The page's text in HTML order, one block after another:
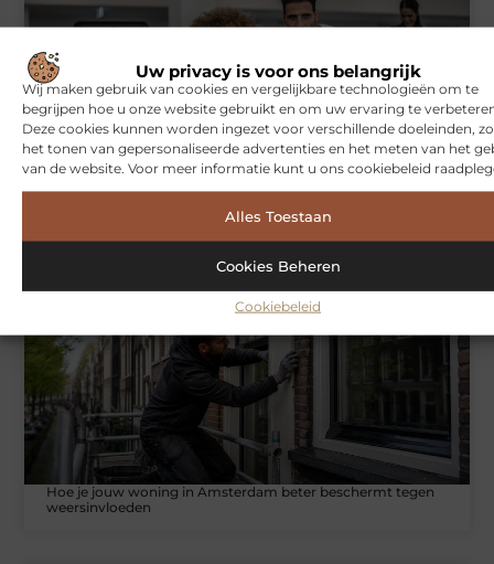
Uw privacy is voor ons belangrijk
Wij maken gebruik van cookies en vergelijkbare technologieën om te
begrijpen hoe u onze website gebruikt en om uw ervaring te
Deze cookies kunnen worden ingezet voor verschillende doeleinden,
het tonen van gepersonaliseerde advertenties en het meten van het
van de website. Voor meer informatie kunt u ons cookiebeleid
Alles Toestaan
Cookies Beheren
Cookiebeleid
Symbiont360: Innovatieve EMS-training in Utrecht voor een
Hoe je jouw woning in Amsterdam beter beschermt tegen
weersinvloeden